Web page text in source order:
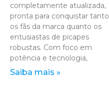
completamente atualizada,
pronta para conquistar tanto
os fãs da marca quanto os
entusiastas de picapes
robustas. Com foco em
potência e tecnologia,
Saiba mais »